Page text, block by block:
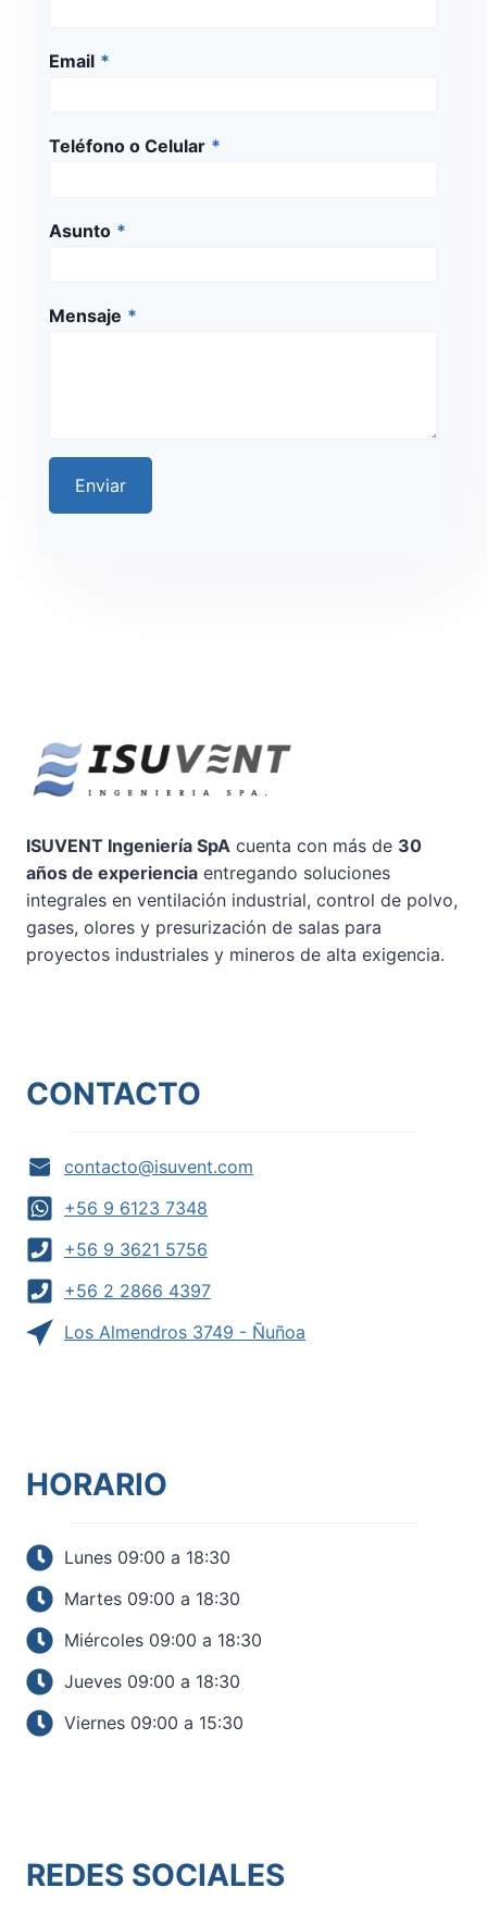
Email *
Teléfono o Celular *
Asunto *
Mensaje *
Enviar
ISUVENT Ingeniería SpA cuenta con más de 30
años de experiencia entregando soluciones
integrales en ventilación industrial, control de polvo,
gases, olores y presurización de salas para
proyectos industriales y mineros de alta exigencia.
CONTACTO
contacto@isuvent.com
+56 9 6123 7348
+56 9 3621 5756
+56 2 2866 4397
Los Almendros 3749 - Ñuñoa
HORARIO
Lunes 09:00 a 18:30
Martes 09:00 a 18:30
Miércoles 09:00 a 18:30
Jueves 09:00 a 18:30
Viernes 09:00 a 15:30
REDES SOCIALES